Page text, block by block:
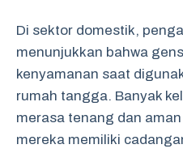
Di sektor domestik,
menunjukkan bahwa
kenyamanan saat
rumah tangga. Banyak
merasa tenang dan
mereka memiliki